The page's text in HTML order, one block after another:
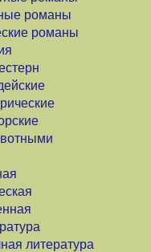
романы
романы
литература